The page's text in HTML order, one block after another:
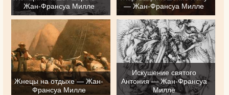
Жан-Франсуа Милле
— Жан-Франсуа Милле
Жнецы на отдыхе — Жан-
Франсуа Милле
Искушение святого
Антония — Жан-Франсуа
Милле